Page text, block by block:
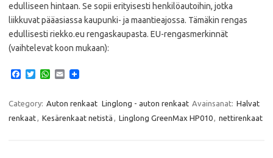
edulliseen hintaan. Se sopii erityisesti henkilöautoihin, jotka
liikkuvat pääasiassa kaupunki- ja maantieajossa.​ Tämäkin rengas
edullisesti riekko.eu rengaskaupasta. EU-rengasmerkinnät
(vaihtelevat koon mukaan):
e
b
o
T
t
e
W
t
A
E
i
Category: Auton renkaat Linglong - auton renkaat Avainsanat: Halvat
renkaat
Kesärenkaat netistä Linglong GreenMax HP010 nettirenkaat